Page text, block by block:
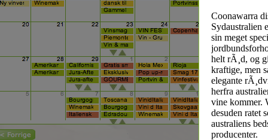
Coonawarra
Sydaustralien
sin meget
helt rÃ¸d, og
kraftige, men
elegante
herfra
vine kommer.
desuden ratet
australiens
producenter.